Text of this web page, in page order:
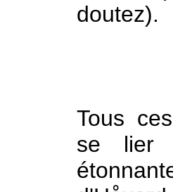
Tous
se lier